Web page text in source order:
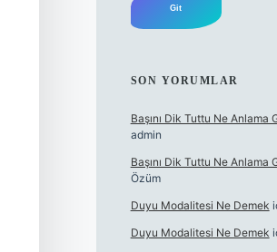
SON YORUMLAR
Başını Dik Tuttu Ne Anlama
admin
Başını Dik Tuttu Ne Anlama
Özüm
Duyu Modalitesi Ne Demek
Duyu Modalitesi Ne Demek